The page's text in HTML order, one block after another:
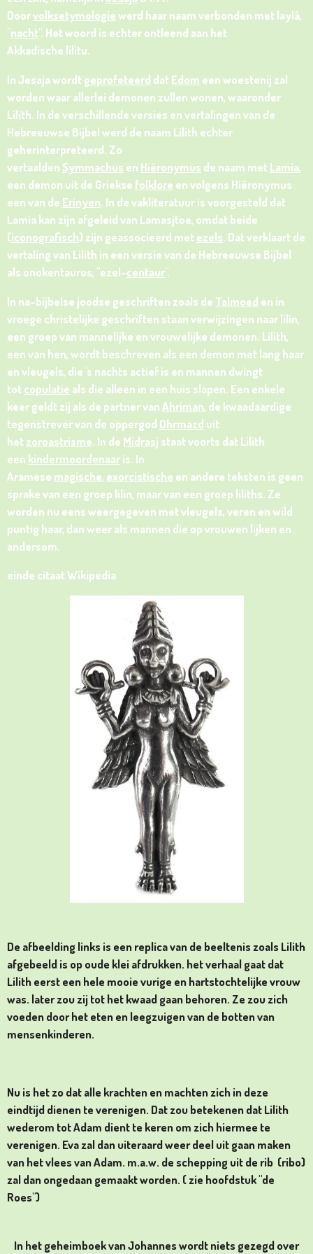
Doorvolksetymologiewerd haar naam verbonden met laylâ,
"nacht". Het woord is echter ontleend aan het
Akkadische lilitu.
In Jesaja wordtgeprofeteerd datEdom een woestenij zal
worden waar allerlei demonen zullen wonen, waaronder
Lilith. In de verschillende versies en vertalingen van de
Hebreeuwse Bijbel werd de naam Lilith echter
geherinterpreteerd. Zo
vertaalden Symmachus en Hiëronymus de naam metLamia,
een demon uit de Griekse folklore en volgens Hiëronymus
een van de Erinyen. In de vakliteratuur is voorgesteld dat
Lamia kan zijn afgeleid van Lamasjtoe, omdat beide
(iconografisch) zijn geassocieerd metezels. Dat verklaart de
vertaling van Lilith in een versie van de Hebreeuwse Bijbel
als onokentauros, "ezel-centaur".
In na-bijbelse joodse geschriften zoals de Talmoed en in
vroege christelijke geschriften staan verwijzingen naar lilin,
een groep van mannelijke en vrouwelijke demonen. Lilith,
een van hen, wordt beschreven als een demon met lang haar
en vleugels, die 's nachts actief is en mannen dwingt
totcopulatie als die alleen in een huis slapen. Een enkele
keer geldt zij als de partner vanAhriman, de kwaadaardige
tegenstrever van de oppergod Ohrmazd uit
hetzoroastrisme. In de Midrasj staat voorts dat Lilith
een kindermoordenaaris. In
Aramese magische, exorcistische en andere teksten is geen
sprake van een groep lilin, maar van een groep liliths. Ze
worden nu eens weergegeven met vleugels, veren en wild
puntig haar, dan weer als mannen die op vrouwen lijken en
andersom.
einde citaat Wikipedia
De afbeelding links is een replica van de beeltenis zoals Lilith
afgebeeld is op oude klei afdrukken. het verhaal gaat dat
Lilith eerst een hele mooie vurige en hartstochtelijke vrouw
was. later zou zij tot het kwaad gaan behoren. Ze zou zich
voeden door het eten en leegzuigen van de botten van
mensenkinderen.
Nu is het zo dat alle krachten en machten zich in deze
eindtijd dienen teverenigen. Dat zou betekenen dat Lilith
wederom tot Adam dient te keren om zich hiermee te
verenigen. Eva zal dan uiteraard weer deel uit gaan maken
van het vlees van Adam. m.a.w. de schepping uit de rib (ribo)
zal dan ongedaan gemaakt worden. ( zie hoofdstuk "de
Roes")
In het geheimboek van Johannes wordt niets gezegd over